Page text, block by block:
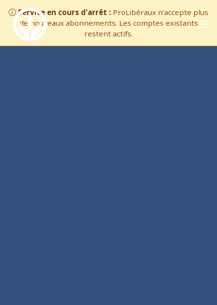
Service en cours d'arrêt : ProLibéraux n'accepte plus
de nouveaux abonnements. Les comptes existants
restent actifs.